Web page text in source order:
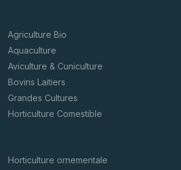
Agriculture Bio
Aquaculture
Aviculture & Cuniculture
Bovins Laitiers
Grandes Cultures
Horticulture Comestible
Horticulture ornementale